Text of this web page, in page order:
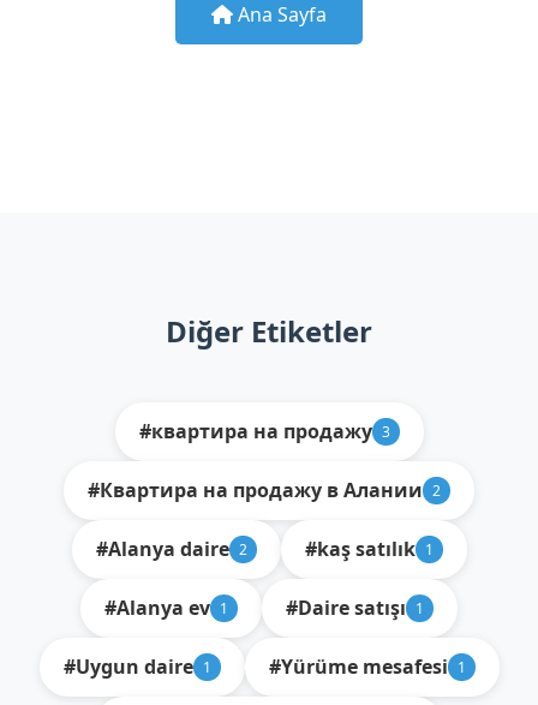
Ana Sayfa
Diğer Etiketler
#квартира на продажу 3
#Квартира на продажу в Алании 2
#Alanya daire 2 #kaş satılık 1
#Alanya ev 1 #Daire satışı 1
#Uygun daire 1 #Yürüme mesafesi 1